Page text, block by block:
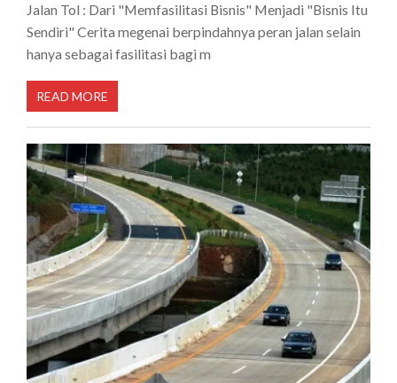
Jalan Tol : Dari "Memfasilitasi Bisnis" Menjadi "Bisnis Itu
Sendiri" Cerita megenai berpindahnya peran jalan selain
hanya sebagai fasilitasi bagi m
READ MORE